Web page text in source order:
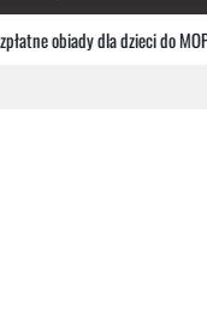
obiady dla dzieci do MOPR